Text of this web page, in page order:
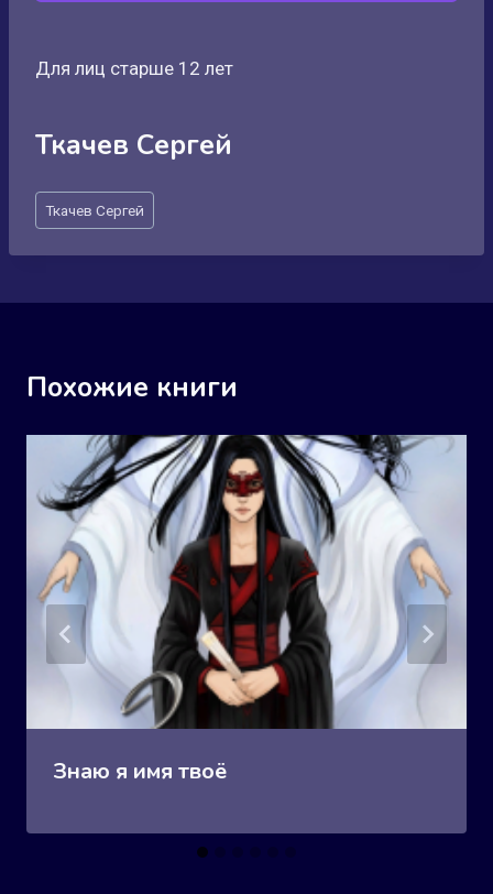
Для лиц старше 12 лет
Ткачев Сергей
Метки
записи:
Ткачев Сергей
Похожие книги
Знаю я имя твоё